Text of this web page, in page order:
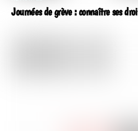
Journées de grève : connaître ses